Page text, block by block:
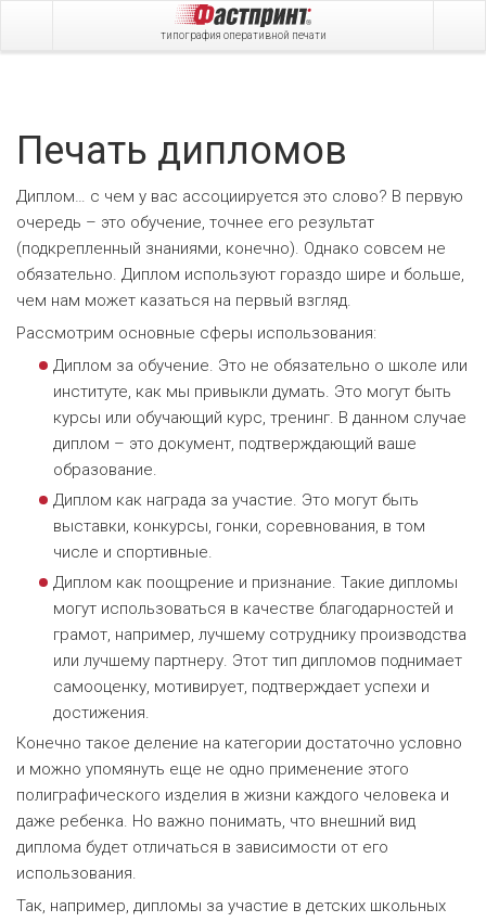
типография оперативной печати
Печать дипломов
Диплом… с чем у вас ассоциируется это слово? В первую
очередь – это обучение, точнее его результат
(подкрепленный знаниями, конечно). Однако совсем не
обязательно. Диплом используют гораздо шире и больше,
чем нам может казаться на первый взгляд.
Рассмотрим основные сферы использования:
Диплом за обучение. Это не обязательно о школе или
институте, как мы привыкли думать. Это могут быть
курсы или обучающий курс, тренинг. В данном случае
диплом – это документ, подтверждающий ваше
образование.
Диплом как награда за участие. Это могут быть
выставки, конкурсы, гонки, соревнования, в том
числе и спортивные.
Диплом как поощрение и признание. Такие дипломы
могут использоваться в качестве благодарностей и
грамот, например, лучшему сотруднику производства
или лучшему партнеру. Этот тип дипломов поднимает
самооценку, мотивирует, подтверждает успехи и
достижения.
Конечно такое деление на категории достаточно условно
и можно упомянуть еще не одно применение этого
полиграфического изделия в жизни каждого человека и
даже ребенка. Но важно понимать, что внешний вид
диплома будет отличаться в зависимости от его
использования.
Так, например, дипломы за участие в детских школьных